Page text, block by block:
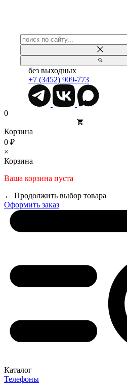
без выходных
+7 (3452) 909-773
0
Корзина
0 ₽
×
Корзина
Ваша корзина пуста
← Продолжить выбор товара
Оформить заказ
Каталог
Телефоны